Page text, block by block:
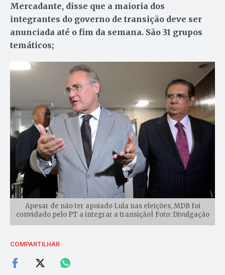
Mercadante, disse que a maioria dos
integrantes do governo de transição deve ser
anunciada até o fim da semana. São 31 grupos
temáticos;
Apesar de não ter apoiado Lula nas eleições, MDB foi
convidado pelo PT a integrar a transição| Foto: Divulgação
COMPARTILHAR